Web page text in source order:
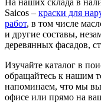
Saicos – краски для
работ, в том числе
и другие составы,
деревянных фасадов,
Изучайте каталог в
обращайтесь к нашим
напоминаем, что мы
офисе или прямо на